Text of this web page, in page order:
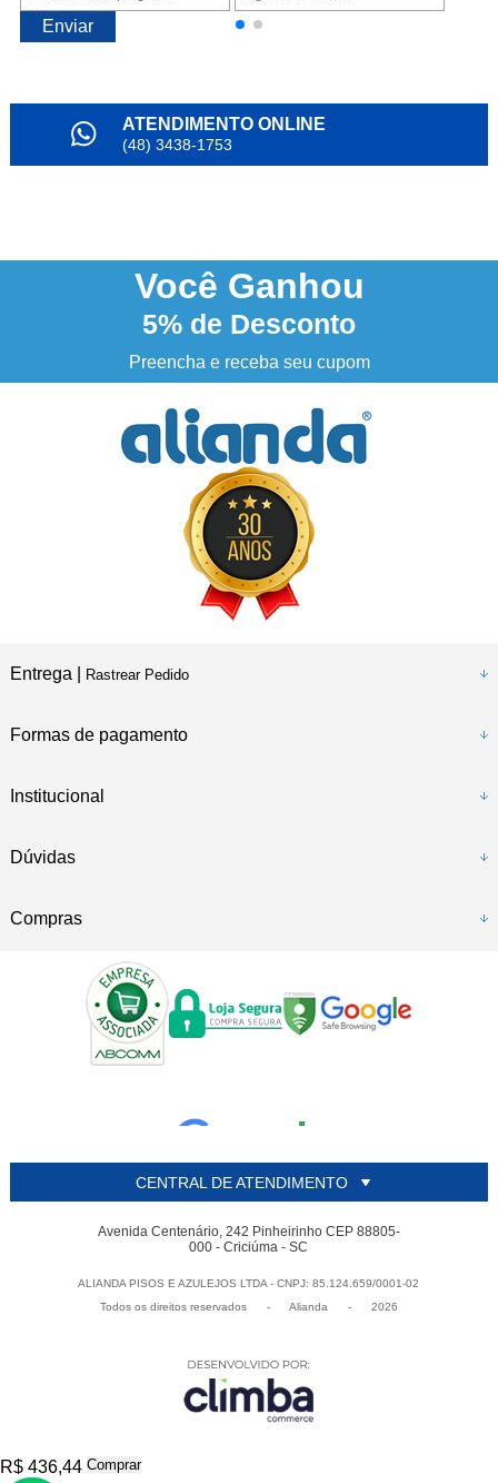
Enviar
ATENDIMENTO ONLINE
(48) 3438-1753
NOSSO INSTAGRAM @alianda_oficial
3% DESCONTO à vista no boleto ou pix
Você Ganhou
5% de Desconto
Preencha e receba seu cupom
Entrega | Rastrear Pedido
Formas de pagamento
Institucional
Dúvidas
Compras
CENTRAL DE ATENDIMENTO
Avenida Centenário, 242 Pinheirinho CEP 88805-
000 - Criciúma - SC
ALIANDA PISOS E AZULEJOS LTDA - CNPJ: 85.124.659/0001-02
Todos os direitos reservados
- Alianda - 2026
R$ 436,44 Comprar